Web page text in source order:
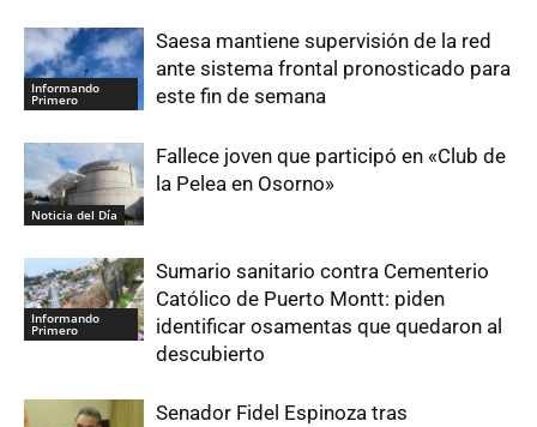
Informando
Primero
Saesa mantiene supervisión de la red
ante sistema frontal pronosticado para
este fin de semana
Noticia del Día
Fallece joven que participó en «Club de
la Pelea en Osorno»
Informando
Primero
Sumario sanitario contra Cementerio
Católico de Puerto Montt: piden
identificar osamentas que quedaron al
descubierto
Senador Fidel Espinoza tras